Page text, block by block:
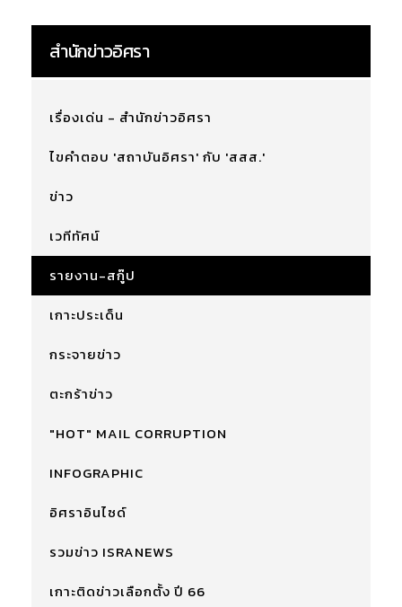
สำนักข่าวอิศรา
เรื่องเด่น - สำนักข่าวอิศรา
ไขคำตอบ 'สถาบันอิศรา' กับ 'สสส.'
ข่าว
เวทีทัศน์
รายงาน-สกู๊ป
เกาะประเด็น
กระจายข่าว
ตะกร้าข่าว
"HOT" MAIL CORRUPTION
INFOGRAPHIC
อิศราอินไซด์
รวมข่าว ISRANEWS
เกาะติดข่าวเลือกตั้ง ปี 66